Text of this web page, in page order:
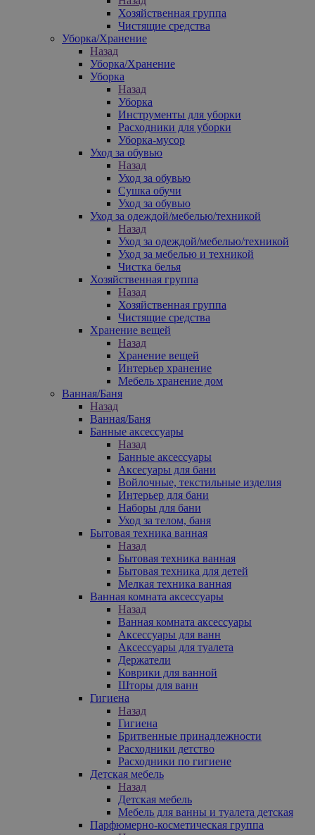
Хозяйственная группа
Чистящие средства
Уборка/Хранение
Назад
Уборка/Хранение
Уборка
Назад
Уборка
Инструменты для уборки
Расходники для уборки
Уборка-мусор
Уход за обувью
Назад
Уход за обувью
Сушка обучи
Уход за обувью
Уход за одеждой/мебелью/техникой
Назад
Уход за одеждой/мебелью/техникой
Уход за мебелью и техникой
Чистка белья
Хозяйственная группа
Назад
Хозяйственная группа
Чистящие средства
Хранение вещей
Назад
Хранение вещей
Интерьер хранение
Мебель хранение дом
Ванная/Баня
Назад
Ванная/Баня
Банные аксессуары
Назад
Банные аксессуары
Аксесуары для бани
Войлочные, текстильные изделия
Интерьер для бани
Наборы для бани
Уход за телом, баня
Бытовая техника ванная
Назад
Бытовая техника ванная
Бытовая техника для детей
Мелкая техника ванная
Ванная комната аксессуары
Назад
Ванная комната аксессуары
Аксессуары для ванн
Аксессуары для туалета
Держатели
Коврики для ванной
Шторы для ванн
Гигиена
Назад
Гигиена
Бритвенные принадлежности
Расходники детство
Расходники по гигиене
Детская мебель
Назад
Детская мебель
Мебель для ванны и туалета детская
Парфюмерно-косметическая группа